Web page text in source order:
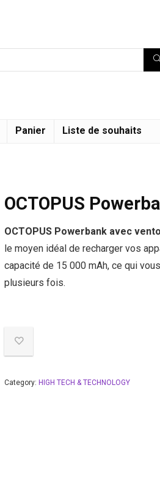
Panier Liste de souhaits
OCTOPUS
OCTOPUS Powerbank avec
le moyen idéal de recharger vos
capacité de 15 000 mAh, ce qui
plusieurs fois.
Category: HIGH TECH & TECHNOLOGY